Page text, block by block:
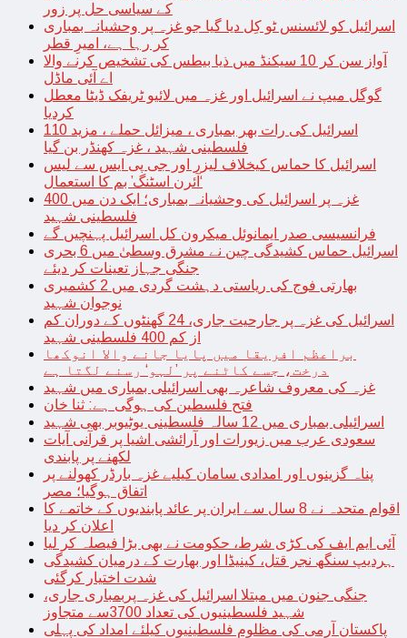
کے سیاسی حل پر زور
اسرائیل کو لائسنس ٹو کِل دیا گیا جو غزہ پر وحشیانہ بمباری
کر رہا ہے، امیرِ قطر
آواز سن کر 10 سیکنڈ میں ذیا بیطس کی تشخیص کرنے والا
اے آئی ماڈل
گوگل میپ نے اسرائیل اور غزہ میں لائیو ٹریفک ڈیٹا معطل
کردیا
اسرائیل کی رات بھر بمباری ، میزائل حملے ، مزید 110
فلسطینی شہید ، غزہ کھنڈر بن گیا
اسرائیل کا حماس کیخلاف لیزر اور جی پی ایس سے لیس
‘آئرن اسٹنگ’ بم کا استعمال
غزہ پر اسرائیل کی وحشیانہ بمباری؛ ایک دن میں 400
فلسطینی شہید
فرانسیسی صدر ایمانوئل میکرون کل اسرائیل پہنچیں گے
اسرائیل حماس کشیدگی چین نے مشرق وسطیٰ میں 6 بحری
جنگی جہاز تعینات کر دیئے
بھارتی فوج کی ریاستی دہشت گردی میں 2 کشمیری
نوجوان شہید
اسرائیل کی غزہ پر جارحیت جاری، 24 گھنٹوں کے دوران کم
از کم 400 فلسطینی شہید
براعظم افریقا میں پایا جانے والا انوکھا
درخت، جسے کاٹنے پر ’لہو‘ رسنے لگتا ہے
غزہ کی معروف شاعرہ بھی اسرائیلی بمباری میں شہید
فتح فلسطین کی ہوگی ہے: ثنا خان
اسرائیلی بمباری میں 12 سالہ فلسطینی یوٹیوبر بھی شہید
سعودی عرب میں زیورات اور آرائشی اشیا پر قرآنی آیات
لکھنے پر پابندی
پناہ گزینوں اور امدادی سامان کیلیے غزہ بارڈر کھولنے پر
اتفاق ہوگیا؛ مصر
اقوام متحدہ نے 8 سال سے ایران پر عائد پابندیوں کے خاتمے کا
اعلان کر دیا
آئی ایم ایف کی کڑی شرط، حکومت نے بھی بڑا فیصلہ کر لیا
ہردیپ سنگھ نجر قتل، کینیڈا اور بھارت کے درمیان کشیدگی
شدت اختیار کرگئی
جنگی جنون میں مبتلا اسرائیل کی غزہ پربمباری جاری،
شہید فلسطینیوں کی تعداد 3700سے متجاوز
پاکستان آرمی کی مظلوم فلسطینیوں کیلئے امداد کی پہلی